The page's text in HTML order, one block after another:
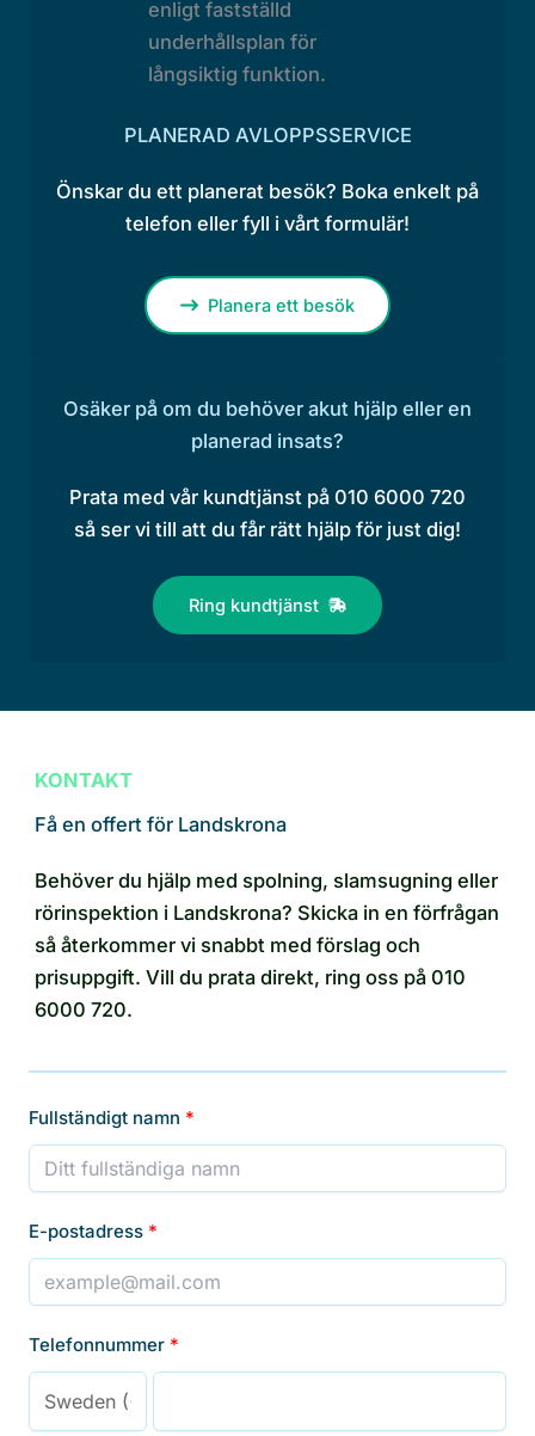
PLANERAD AVLOPPSSERVICE
Önskar du ett planerat besök? Boka enkelt på
telefon eller fyll i vårt formulär!
Planera ett besök
Osäker på om du behöver akut hjälp eller en
planerad insats?
Prata med vår kundtjänst på 010 6000 720
så ser vi till att du får rätt hjälp för just dig!
Ring kundtjänst
KONTAKT
Få en offert för Landskrona
Behöver du hjälp med spolning, slamsugning eller
rörinspektion i Landskrona? Skicka in en förfrågan
så återkommer vi snabbt med förslag och
prisuppgift. Vill du prata direkt, ring oss på 010
6000 720.
Fullständigt namn
E-postadress
Telefonnummer